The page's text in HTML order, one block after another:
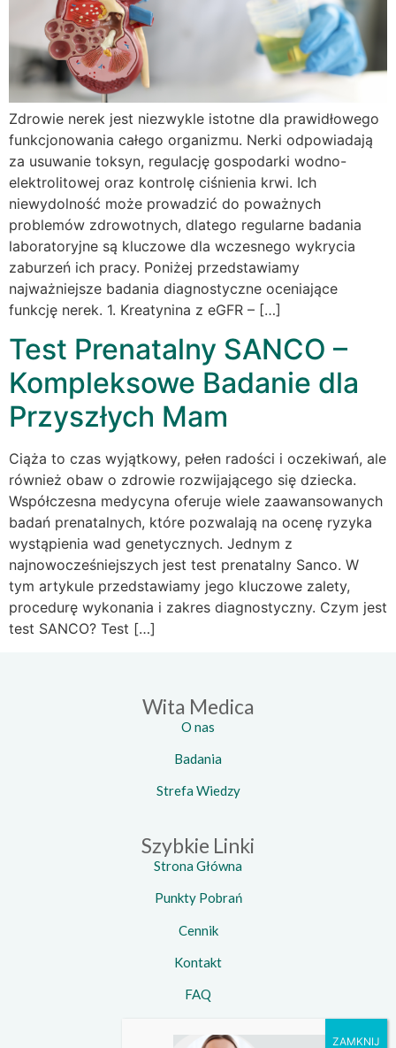
Zdrowie nerek jest niezwykle istotne dla prawidłowego
funkcjonowania całego organizmu. Nerki odpowiadają
za usuwanie toksyn, regulację gospodarki wodno-
elektrolitowej oraz kontrolę ciśnienia krwi. Ich
niewydolność może prowadzić do poważnych
problemów zdrowotnych, dlatego regularne badania
laboratoryjne są kluczowe dla wczesnego wykrycia
zaburzeń ich pracy. Poniżej przedstawiamy
najważniejsze badania diagnostyczne oceniające
funkcję nerek. 1. Kreatynina z eGFR – […]
Test Prenatalny SANCO –
Kompleksowe Badanie dla
Przyszłych Mam
Ciąża to czas wyjątkowy, pełen radości i oczekiwań, ale
również obaw o zdrowie rozwijającego się dziecka.
Współczesna medycyna oferuje wiele zaawansowanych
badań prenatalnych, które pozwalają na ocenę ryzyka
wystąpienia wad genetycznych. Jednym z
najnowocześniejszych jest test prenatalny Sanco. W
tym artykule przedstawiamy jego kluczowe zalety,
procedurę wykonania i zakres diagnostyczny. Czym jest
test SANCO? Test […]
Wita Medica
O nas
Badania
Strefa Wiedzy
Szybkie Linki
Strona Główna
Punkty Pobrań
Cennik
Kontakt
FAQ